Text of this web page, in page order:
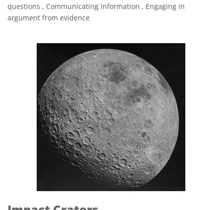
questions , Communicating information , Engaging in
argument from evidence